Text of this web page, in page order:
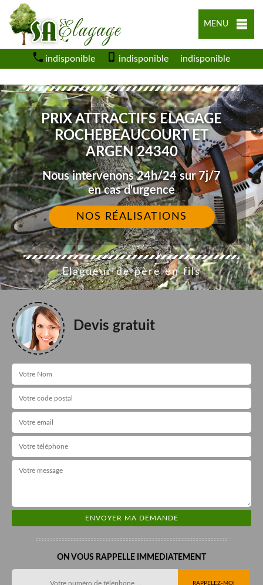
MENU
indisponible indisponible indisponible
PRIX ATTRACTIFS ELAGAGE
ROCHEBEAUCOURT ET
ARGEN 24340
Nous intervenons 24h/24 sur 7j/7
en cas d'urgence
NOS RÉALISATIONS
Elagueur de père en fils
Devis gratuit
ON VOUS RAPPELLE IMMEDIATEMENT